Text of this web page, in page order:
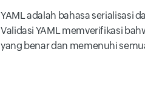
YAML adalah bahasa serialisasi
Validasi YAML memverifikasi
yang benar dan memenuhi